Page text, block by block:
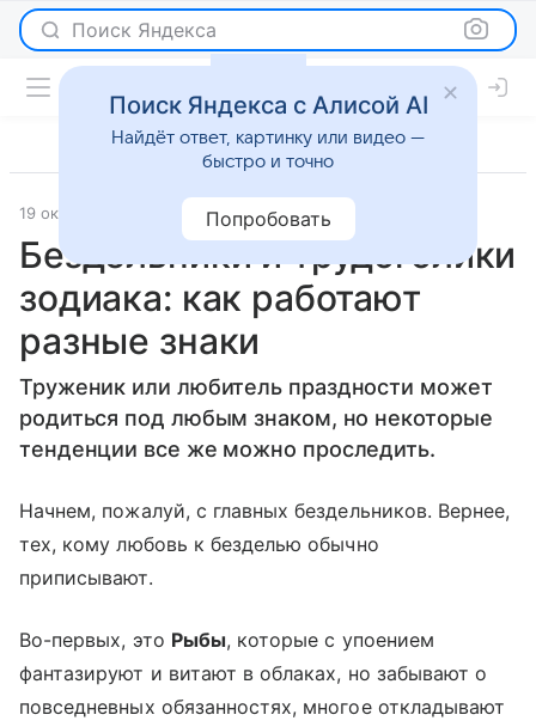
Поиск Яндекса
19 октября 2018 Гороскопы
Бездельники и трудоголики
зодиака: как работают
разные знаки
Труженик или любитель праздности может
родиться под любым знаком, но некоторые
тенденции все же можно проследить.
Начнем, пожалуй, с главных бездельников. Вернее,
тех, кому любовь к безделью обычно
приписывают.
Во-первых, это Рыбы, которые с упоением
фантазируют и витают в облаках, но забывают о
повседневных обязанностях, многое откладывают
Поиск Яндекса с Алисой AI
Найдёт ответ, картинку или видео —
быстро и точно
Попробовать